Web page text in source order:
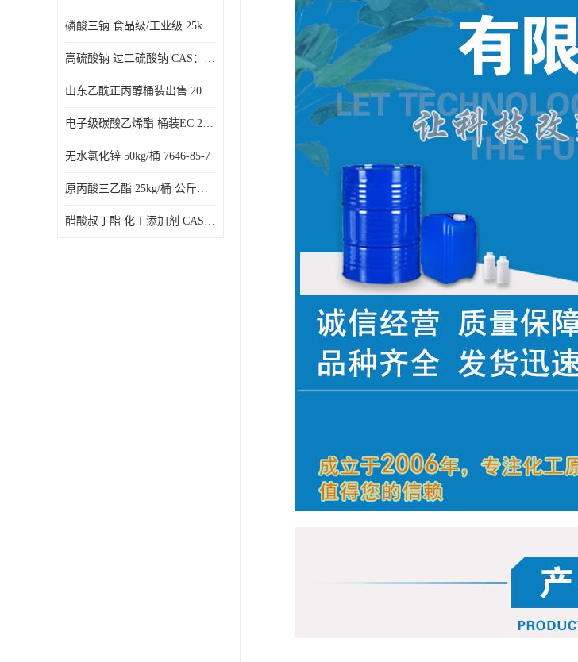
磷酸三钠 食品级/工业级 25kg/袋 CAS：10101-89-0
高硫酸钠 过二硫酸钠 CAS：7775-27-1
山东乙酰正丙醇桶装出售 200kg/桶 CAS：1071-73-4
电子级碳酸乙烯酯 桶装EC 250kg/桶 96-49-1
无水氯化锌 50kg/桶 7646-85-7
原丙酸三乙酯 25kg/桶 公斤起订 115-80-0
醋酸叔丁酯 化工添加剂 CAS：540-88-5